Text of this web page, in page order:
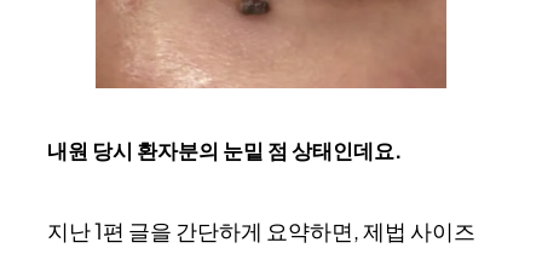
내원 당시 환자분의 눈밑 점 상태인데요.
지난 1편 글을 간단하게 요약하면, 제법 사이즈